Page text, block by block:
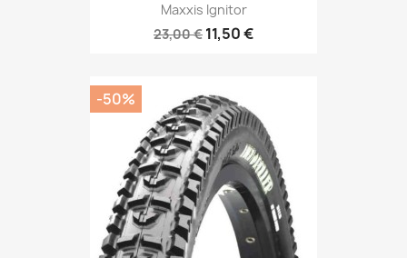
Maxxis Ignitor
23,00 € 11,50 €
-50%